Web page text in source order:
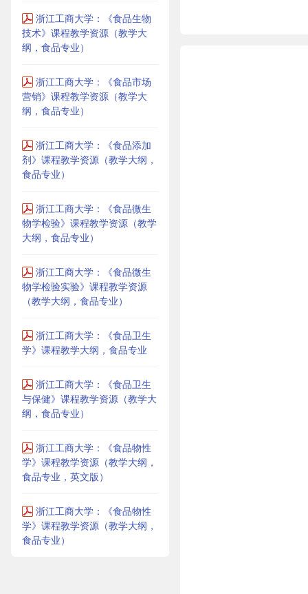
浙江工商大学：《食品生物
技术》课程教学资源（教学大
纲，食品专业）
浙江工商大学：《食品市场
营销》课程教学资源（教学大
纲，食品专业）
浙江工商大学：《食品添加
剂》课程教学资源（教学大纲，
食品专业）
浙江工商大学：《食品微生
物学检验》课程教学资源（教学
大纲，食品专业）
浙江工商大学：《食品微生
物学检验实验》课程教学资源
（教学大纲，食品专业）
浙江工商大学：《食品卫生
学》课程教学大纲，食品专业
浙江工商大学：《食品卫生
与保健》课程教学资源（教学大
纲，食品专业）
浙江工商大学：《食品物性
学》课程教学资源（教学大纲，
食品专业，英文版）
浙江工商大学：《食品物性
学》课程教学资源（教学大纲，
食品专业）